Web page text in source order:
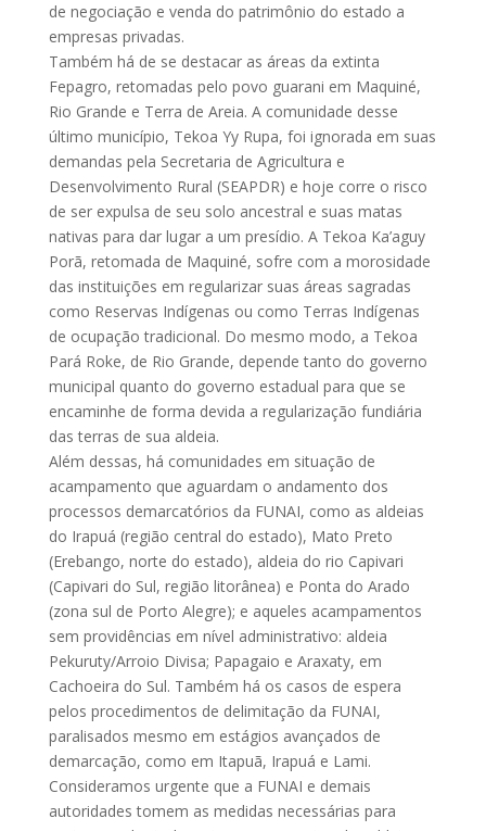
de negociação e venda do patrimônio do estado a
empresas privadas.
Também há de se destacar as áreas da extinta
Fepagro, retomadas pelo povo guarani em Maquiné,
Rio Grande e Terra de Areia. A comunidade desse
último município, Tekoa Yy Rupa, foi ignorada em suas
demandas pela Secretaria de Agricultura e
Desenvolvimento Rural (SEAPDR) e hoje corre o risco
de ser expulsa de seu solo ancestral e suas matas
nativas para dar lugar a um presídio. A Tekoa Ka’aguy
Porã, retomada de Maquiné, sofre com a morosidade
das instituições em regularizar suas áreas sagradas
como Reservas Indígenas ou como Terras Indígenas
de ocupação tradicional. Do mesmo modo, a Tekoa
Pará Roke, de Rio Grande, depende tanto do governo
municipal quanto do governo estadual para que se
encaminhe de forma devida a regularização fundiária
das terras de sua aldeia.
Além dessas, há comunidades em situação de
acampamento que aguardam o andamento dos
processos demarcatórios da FUNAI, como as aldeias
do Irapuá (região central do estado), Mato Preto
(Erebango, norte do estado), aldeia do rio Capivari
(Capivari do Sul, região litorânea) e Ponta do Arado
(zona sul de Porto Alegre); e aqueles acampamentos
sem providências em nível administrativo: aldeia
Pekuruty/Arroio Divisa; Papagaio e Araxaty, em
Cachoeira do Sul. Também há os casos de espera
pelos procedimentos de delimitação da FUNAI,
paralisados mesmo em estágios avançados de
demarcação, como em Itapuã, Irapuá e Lami.
Consideramos urgente que a FUNAI e demais
autoridades tomem as medidas necessárias para